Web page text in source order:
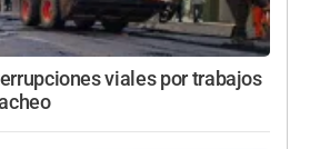
viales por trabajos